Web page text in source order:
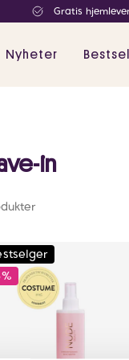
Gratis
Nyheter
in